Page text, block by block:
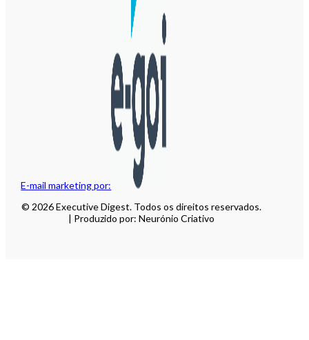
E-mail marketing por:
© 2026 Executive Digest. Todos os direitos reservados.
| Produzido por: Neurónio Criativo